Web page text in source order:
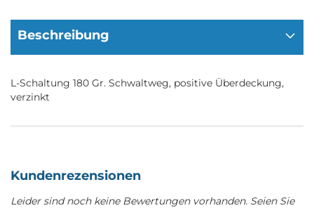
Beschreibung
L-Schaltung 180 Gr. Schwaltweg, positive Überdeckung,
verzinkt
Kundenrezensionen
Leider sind noch keine Bewertungen vorhanden. Seien Sie